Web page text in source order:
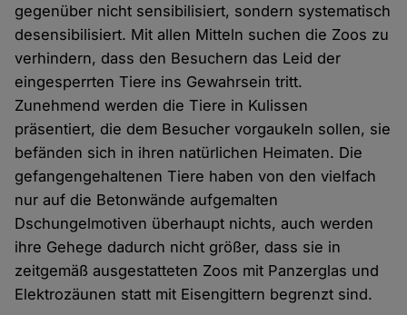
gegenüber nicht sensibilisiert, sondern systematisch
desensibilisiert. Mit allen Mitteln suchen die Zoos zu
verhindern, dass den Besuchern das Leid der
eingesperrten Tiere ins Gewahrsein tritt.
Zunehmend werden die Tiere in Kulissen
präsentiert, die dem Besucher vorgaukeln sollen, sie
befänden sich in ihren natürlichen Heimaten. Die
gefangengehaltenen Tiere haben von den vielfach
nur auf die Betonwände aufgemalten
Dschungelmotiven überhaupt nichts, auch werden
ihre Gehege dadurch nicht größer, dass sie in
zeitgemäß ausgestatteten Zoos mit Panzerglas und
Elektrozäunen statt mit Eisengittern begrenzt sind.